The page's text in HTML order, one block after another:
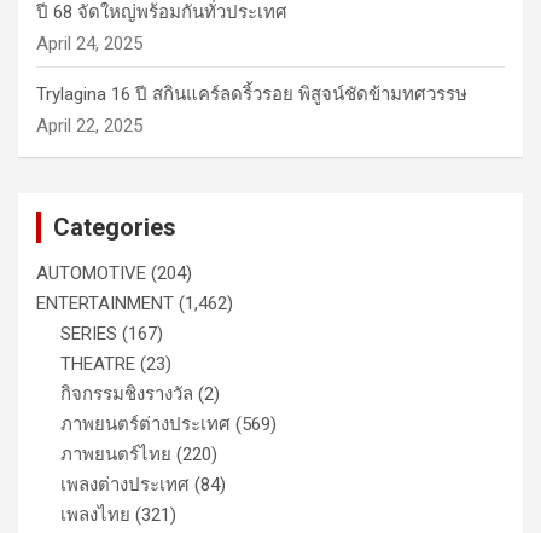
ปี 68 จัดใหญ่พร้อมกันทั่วประเทศ
April 24, 2025
Trylagina 16 ปี สกินแคร์ลดริ้วรอย พิสูจน์ชัดข้ามทศวรรษ
April 22, 2025
Categories
AUTOMOTIVE (204)
ENTERTAINMENT (1,462)
SERIES (167)
THEATRE (23)
กิจกรรมชิงรางวัล (2)
ภาพยนตร์ต่างประเทศ (569)
ภาพยนตร์ไทย (220)
เพลงต่างประเทศ (84)
เพลงไทย (321)